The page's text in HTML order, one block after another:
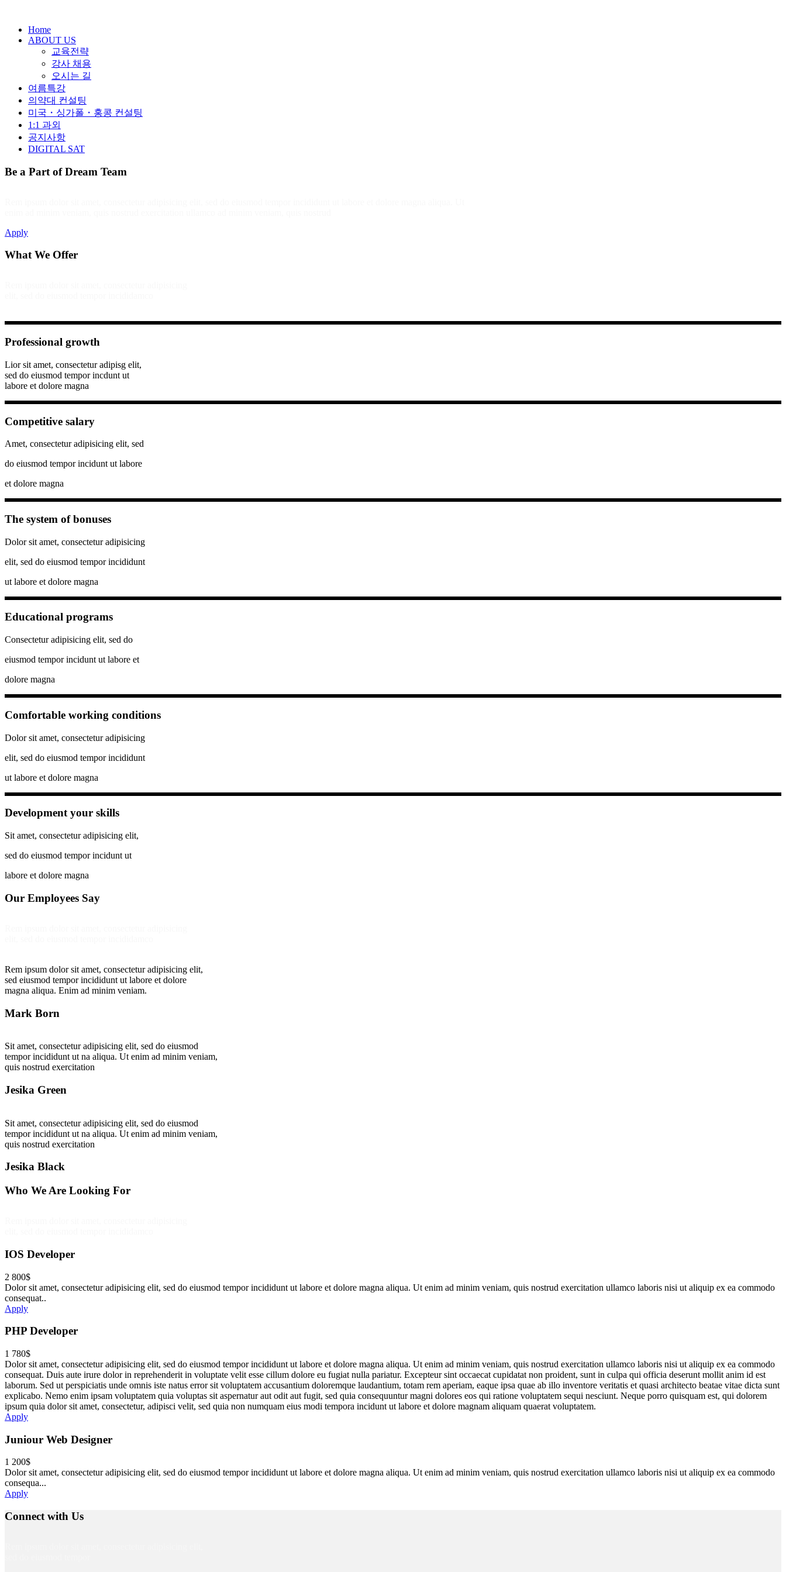
Home
ABOUT US
교육전략
강사 채용
오시는 길
여름특강
의약대 컨설팅
미국・싱가폴・홍콩 컨설팅
1:1 과외
공지사항
DIGITAL SAT
Be a Part of Dream Team
Apply
What We Offer
Professional growth
Lior sit amet, consectetur adipisg elit,
sed do eiusmod tempor incdunt ut
labore et dolore magna
Competitive salary
Amet, consectetur adipisicing elit, sed
do eiusmod tempor incidunt ut labore
et dolore magna
The system of bonuses
Dolor sit amet, consectetur adipisicing
elit, sed do eiusmod tempor incididunt
ut labore et dolore magna
Educational programs
Consectetur adipisicing elit, sed do
eiusmod tempor incidunt ut labore et
dolore magna
Comfortable working conditions
Dolor sit amet, consectetur adipisicing
elit, sed do eiusmod tempor incididunt
ut labore et dolore magna
Development your skills
Sit amet, consectetur adipisicing elit,
sed do eiusmod tempor incidunt ut
labore et dolore magna
Our Employees Say
Rem ipsum dolor sit amet, consectetur adipisicing elit,
sed eiusmod tempor incididunt ut labore et dolore
magna aliqua. Enim ad minim veniam.
Mark Born
Sit amet, consectetur adipisicing elit, sed do eiusmod
tempor incididunt ut na aliqua. Ut enim ad minim veniam,
quis nostrud exercitation
Jesika Green
Sit amet, consectetur adipisicing elit, sed do eiusmod
tempor incididunt ut na aliqua. Ut enim ad minim veniam,
quis nostrud exercitation
Jesika Black
Who We Are Looking For
IOS Developer
2 800$
Dolor sit amet, consectetur adipisicing elit, sed do eiusmod tempor incididunt ut labore et dolore magna aliqua. Ut enim ad minim veniam, quis nostrud exercitation ullamco laboris nisi ut aliquip ex ea commodo
consequat..
Apply
PHP Developer
1 780$
Dolor sit amet, consectetur adipisicing elit, sed do eiusmod tempor incididunt ut labore et dolore magna aliqua. Ut enim ad minim veniam, quis nostrud exercitation ullamco laboris nisi ut aliquip ex ea commodo
consequat. Duis aute irure dolor in reprehenderit in voluptate velit esse cillum dolore eu fugiat nulla pariatur. Excepteur sint occaecat cupidatat non proident, sunt in culpa qui officia deserunt mollit anim id est
laborum. Sed ut perspiciatis unde omnis iste natus error sit voluptatem accusantium doloremque laudantium, totam rem aperiam, eaque ipsa quae ab illo inventore veritatis et quasi architecto beatae vitae dicta sunt
explicabo. Nemo enim ipsam voluptatem quia voluptas sit aspernatur aut odit aut fugit, sed quia consequuntur magni dolores eos qui ratione voluptatem sequi nesciunt. Neque porro quisquam est, qui dolorem
ipsum quia dolor sit amet, consectetur, adipisci velit, sed quia non numquam eius modi tempora incidunt ut labore et dolore magnam aliquam quaerat voluptatem.
Apply
Juniour Web Designer
1 200$
Dolor sit amet, consectetur adipisicing elit, sed do eiusmod tempor incididunt ut labore et dolore magna aliqua. Ut enim ad minim veniam, quis nostrud exercitation ullamco laboris nisi ut aliquip ex ea commodo
consequa...
Apply
Connect with Us